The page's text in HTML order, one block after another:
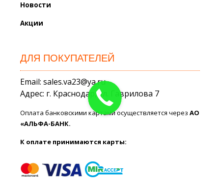
Новости
Акции
ДЛЯ ПОКУПАТЕЛЕЙ
Email: sales.va23@ya.ru
Адрес: г. Краснодар, ул. Гаврилова 7
Оплата банковскими картами осуществляется черезАО
«АЛЬФА-БАНК.
К оплате принимаются карты: